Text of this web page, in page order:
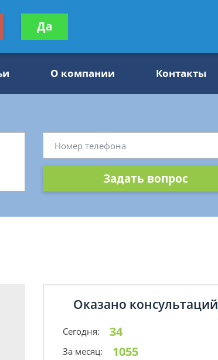
консультацию
бесплатно
О компании Контакты
Задать вопрос
Оказано консультаций
Сегодня: 34
За месяц: 1055
Да